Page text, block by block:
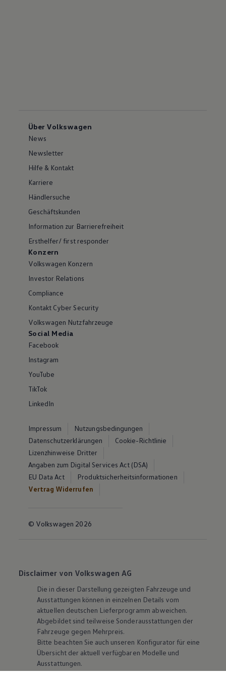
Über Volkswagen
News
Newsletter
Hilfe & Kontakt
Karriere
Händlersuche
Geschäftskunden
Information zur Barrierefreiheit
Ersthelfer/ first responder
Konzern
Volkswagen Konzern
Investor Relations
Compliance
Kontakt Cyber Security
Volkswagen Nutzfahrzeuge
Social Media
Facebook
Instagram
YouTube
TikTok
LinkedIn
Impressum
Nutzungsbedingungen
Datenschutzerklärungen
Cookie-Richtlinie
Lizenzhinweise Dritter
Angaben zum Digital Services Act (DSA)
EU Data Act
Produktsicherheitsinformationen
Vertrag Widerrufen
© Volkswagen 2026
Disclaimer von Volkswagen AG
Die in dieser Darstellung gezeigten Fahrzeuge und
Ausstattungen können in einzelnen Details vom
aktuellen deutschen Lieferprogramm abweichen.
Abgebildet sind teilweise Sonderausstattungen der
Fahrzeuge gegen Mehrpreis.
Bitte beachten Sie auch unseren Konfigurator für eine
Übersicht der aktuell verfügbaren Modelle und
Ausstattungen.